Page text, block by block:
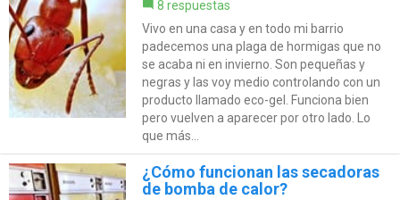
8 respuestas
Vivo en una casa y en todo mi barrio
padecemos una plaga de hormigas que no
se acaba ni en invierno. Son pequeñas y
negras y las voy medio controlando con un
producto llamado eco-gel. Funciona bien
pero vuelven a aparecer por otro lado. Lo
que más...
¿Cómo funcionan las secadoras
de bomba de calor?